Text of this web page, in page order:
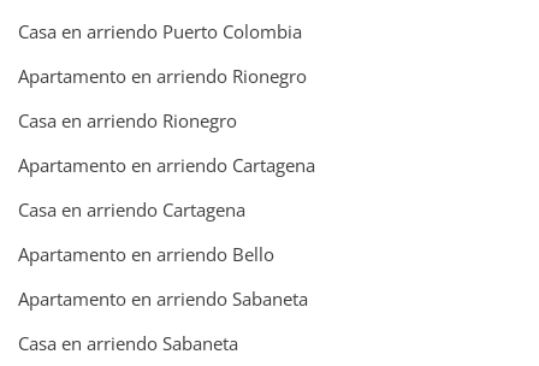
Casa en arriendo Puerto Colombia
Apartamento en arriendo Rionegro
Casa en arriendo Rionegro
Apartamento en arriendo Cartagena
Casa en arriendo Cartagena
Apartamento en arriendo Bello
Apartamento en arriendo Sabaneta
Casa en arriendo Sabaneta